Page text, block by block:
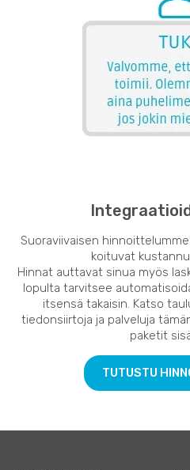
Suoraviivaisen
koituvat
Hinnat auttavat sinua myös
lopulta tarvitsee
itsensä takaisin. Katso
tiedonsiirtoja ja palveluja
paketit
TUTUSTU